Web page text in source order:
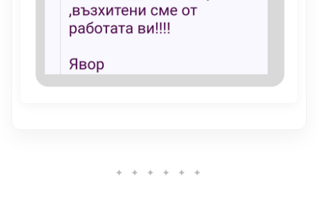
✦ ✦ ✦ ✦ ✦ ✦